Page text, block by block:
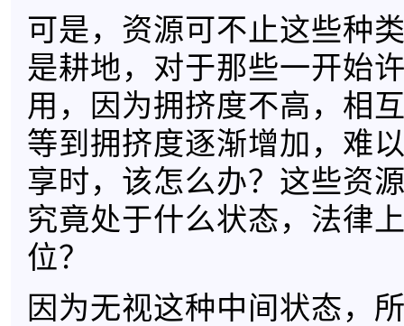
可是，资源可不止这些种
是耕地，对于那些一开始
用，因为拥挤度不高，相
等到拥挤度逐渐增加，难
享时，该怎么办？这些资
究竟处于什么状态，法律
位？
因为无视这种中间状态，